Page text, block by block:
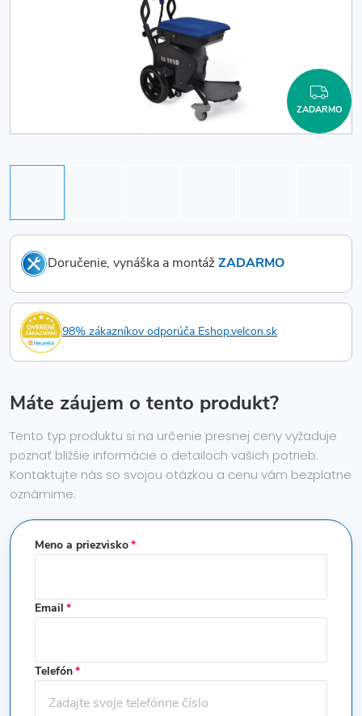
ZADARMO
Doručenie, vynáška a montážZADARMO
98% zákazníkov odporúča Eshop.velcon.sk
Máte záujem o tento produkt?
Tento typ produktu si na určenie presnej ceny vyžaduje
poznať bližšie informácie o detailoch vašich potrieb.
Kontaktujte nás so svojou otázkou a cenu vám bezplatne
oznámime.
Meno a priezvisko
Email
Telefón